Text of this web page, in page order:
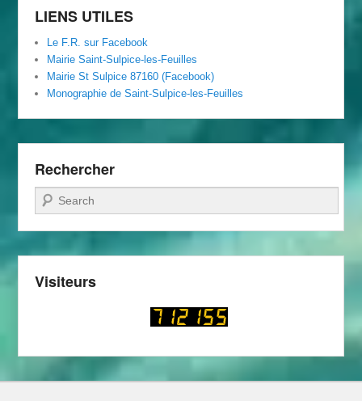
LIENS UTILES
Le F.R. sur Facebook
Mairie Saint-Sulpice-les-Feuilles
Mairie St Sulpice 87160 (Facebook)
Monographie de Saint-Sulpice-les-Feuilles
Rechercher
Recherche
Visiteurs